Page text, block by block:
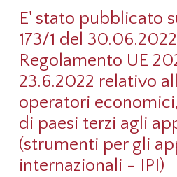
E' stato pubblicato
173/1 del
Regolamento UE
23.6.2022 relativo
operatori
di paesi terzi agli
(strumenti per gli
internazionali - IPI)